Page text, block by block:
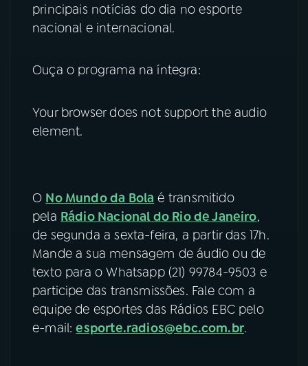
YouTube Facebook
principais notícias do dia no esporte
nacional e internacional.
Ouça o programa na íntegra:
Your browser does not support the audio
element.
O No Mundo da Bola é transmitido
pela Rádio Nacional do Rio de Janeiro,
de segunda a sexta-feira, a partir das 17h.
Mande a sua mensagem de áudio ou de
texto para o Whatsapp (21) 99784-9503 e
participe das transmissões. Fale com a
equipe de esportes das Rádios EBC pelo
e-mail:esporte.radios@ebc.com.br.